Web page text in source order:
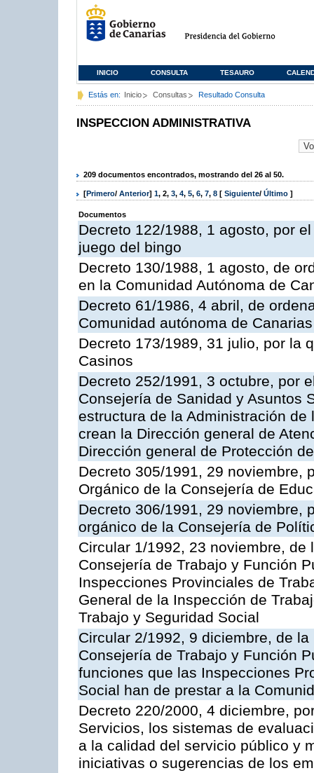
INICIO CONSULTA TESAURO
Estás en: Inicio Consultas Resultado Consulta
INSPECCION ADMINISTRATIVA
209 documentos encontrados, mostrando del 26 al 50.
[Primero/ Anterior] 1, 2, 3, 4, 5, 6, 7, 8 [ Siguiente/ Último ]
Documentos
Decreto 122/1988, 1 agosto, por
juego del bingo
Decreto 130/1988, 1 agosto, de
en la Comunidad Autónoma de
Decreto 61/1986, 4 abril, de
Comunidad autónoma de Canarias
Decreto 173/1989, 31 julio, por la
Casinos
Decreto 252/1991, 3 octubre, por
Consejería de Sanidad y Asuntos
estructura de la Administración
crean la Dirección general de
Dirección general de Protección
Decreto 305/1991, 29 noviembre,
Orgánico de la Consejería de
Decreto 306/1991, 29 noviembre,
orgánico de la Consejería de
Circular 1/1992, 23 noviembre,
Consejería de Trabajo y Función
Inspecciones Provinciales de
General de la Inspección de
Trabajo y Seguridad Social
Circular 2/1992, 9 diciembre, de
Consejería de Trabajo y Función
funciones que las Inspecciones
Social han de prestar a la
Decreto 220/2000, 4 diciembre,
Servicios, los sistemas de
a la calidad del servicio público y
iniciativas o sugerencias de los